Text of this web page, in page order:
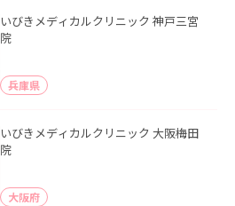
いびきメディカルクリニック 神戸三宮
院
兵庫県
いびきメディカルクリニック 大阪梅田
院
大阪府